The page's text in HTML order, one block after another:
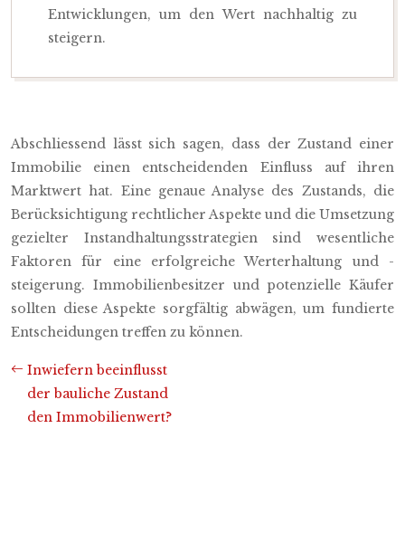
Entwicklungen, um den Wert nachhaltig zu
steigern.
Abschliessend lässt sich sagen, dass der Zustand einer
Immobilie einen entscheidenden Einfluss auf ihren
Marktwert hat. Eine genaue Analyse des Zustands, die
Berücksichtigung rechtlicher Aspekte und die Umsetzung
gezielter Instandhaltungsstrategien sind wesentliche
Faktoren für eine erfolgreiche Werterhaltung und -
steigerung. Immobilienbesitzer und potenzielle Käufer
sollten diese Aspekte sorgfältig abwägen, um fundierte
Entscheidungen treffen zu können.
Inwiefern beeinflusst
der bauliche Zustand
den Immobilienwert?